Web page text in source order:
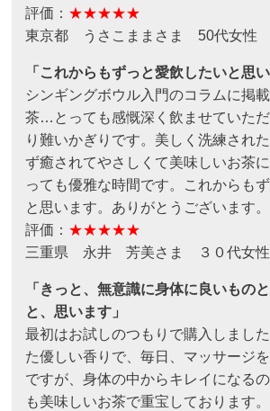
評価： ★★★★★
東京都 うさこままさま 50代女性
「これからもずっと愛飲したいと思い
シンギングボウル入門のコラムに掲
茶…とっても感慨深く飲ませていた
り難いかぎりです。美しく洗練され
ず癒されてやさしくて美味しいお茶
っても優雅な時間です。これからも
と思います。ありがとうございます。
評価： ★★★★★
三重県 永井 芳美さま ３０代女性
「きっと、無意識に身体に良いもの
と、思います」
最初はお試しのつもりで購入しまし
た優しい香りで、毎日、マッサージ
ですが、身体の中からキレイになる
も美味しいお茶で重宝しております